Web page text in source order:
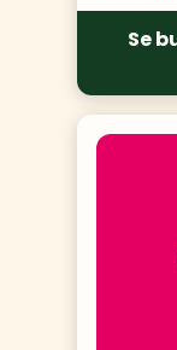
Se